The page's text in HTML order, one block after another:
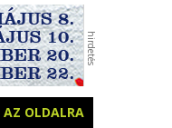
AZ OLDALRA